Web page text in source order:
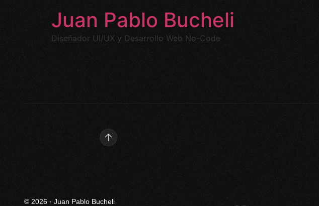
Juan Pablo Bucheli
Diseñador UI/UX y Desarrollo Web No-Code
© 2026 · Juan Pablo Bucheli